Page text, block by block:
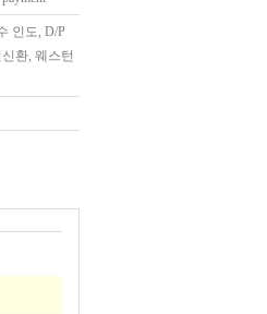
인도, D/P
환, 웨스턴